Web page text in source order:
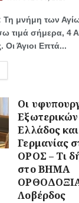
Τη μνήμη των
τιμά σήμερα, 4
Οι Άγιοι Επτά...
Οι
Εξωτερικών
Ελλάδος και
Γερμανίας
ΟΡΟΣ – Τι
στο ΒΗΜΑ
Λοβέρδος